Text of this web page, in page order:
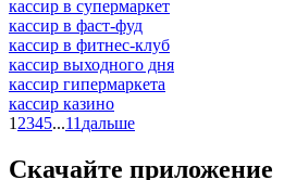
кассир в супермаркет
кассир в фаст-фуд
кассир в фитнес-клуб
кассир выходного дня
кассир гипермаркета
кассир казино
1 2345...11 дальше
Скачайте приложение